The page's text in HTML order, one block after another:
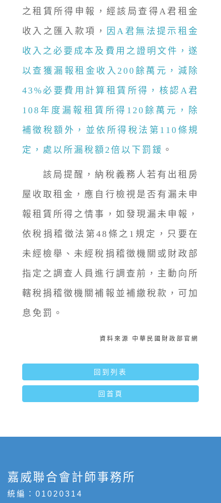
之租賃所得申報，經該局查得A君租金
收入之匯入款項，
因A君無法提示租金
收入之必要成本及費用之證明文件，遂
以查獲漏報租金收入200餘萬元，減除
43%必要費用計算租賃所得，核認A君
108年度漏報租賃所得120餘萬元，除
補徵稅額外，並依所得稅法第110條規
定，處以所漏稅額2倍以下罰鍰 。
該局提醒，納稅義務人若有出租房
屋收取租金，應自行檢視是否有漏未申
報租賃所得之情事，如發現漏未申報，
依稅捐稽徵法第48條之1規定，只要在
未經檢舉、未經稅捐稽徵機關或財政部
指定之調查人員進行調查前，主動向所
轄稅捐稽徵機關補報並補繳稅款，可加
息免罰。
資料來源 中華民國財政部官網
回到列表
回首頁
嘉威聯合會計師事務所
統編：01020314